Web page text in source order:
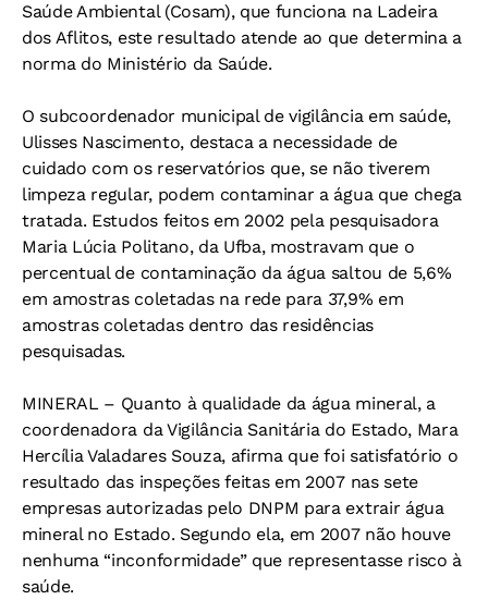
Saúde Ambiental (Cosam), que funciona na Ladeira
dos Aflitos, este resultado atende ao que determina a
norma do Ministério da Saúde.
O subcoordenador municipal de vigilância em saúde,
Ulisses Nascimento, destaca a necessidade de
cuidado com os reservatórios que, se não tiverem
limpeza regular, podem contaminar a água que chega
tratada. Estudos feitos em 2002 pela pesquisadora
Maria Lúcia Politano, da Ufba, mostravam que o
percentual de contaminação da água saltou de 5,6%
em amostras coletadas na rede para 37,9% em
amostras coletadas dentro das residências
pesquisadas.
MINERAL – Quanto à qualidade da água mineral, a
coordenadora da Vigilância Sanitária do Estado, Mara
Hercília Valadares Souza, afirma que foi satisfatório o
resultado das inspeções feitas em 2007 nas sete
empresas autorizadas pelo DNPM para extrair água
mineral no Estado. Segundo ela, em 2007 não houve
nenhuma “inconformidade” que representasse risco à
saúde.